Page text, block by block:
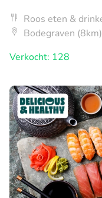
Roos eten &
Bodegraven (8km)
Verkocht: 128